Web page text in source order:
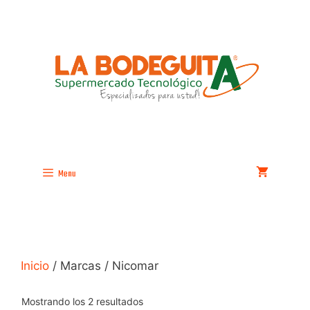
Menu
Inicio / Marcas / Nicomar
Mostrando los 2 resultados